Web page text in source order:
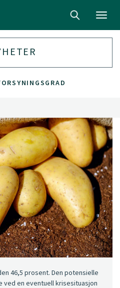
46,5 prosent. Den potensielle
ved en eventuell krisesituasjon